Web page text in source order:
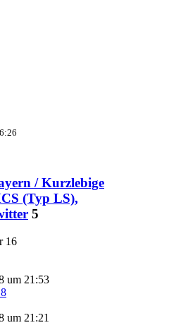
/ Kurzlebige
(Typ LS),
5
16
um 21:53
um 21:21